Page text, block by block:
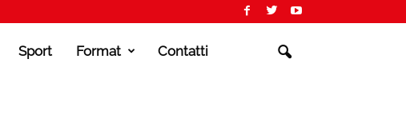
Sport Format Contatti